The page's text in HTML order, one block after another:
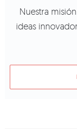
Nuestra
ideas